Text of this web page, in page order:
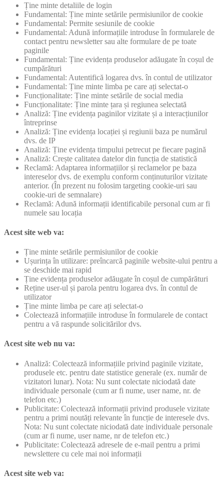
Ține minte detaliile de login
Fundamental: Ține minte setările permisiunilor de cookie
Fundamental: Permite sesiunile de cookie
Fundamental: Adună informațiile introduse în formularele de
contact pentru newsletter sau alte formulare de pe toate
paginile
Fundamental: Ține evidența produselor adăugate în coșul de
cumpărături
Fundamental: Autentifică logarea dvs. în contul de utilizator
Fundamental: Ține minte limba pe care ați selectat-o
Funcționalitate: Ține minte setările de social media
Funcționalitate: Ține minte țara și regiunea selectată
Analiză: Ține evidența paginilor vizitate și a interacțiunilor
întreprinse
Analiză: Ține evidența locației și regiunii baza pe numărul
dvs. de IP
Analiză: Ține evidența timpului petrecut pe fiecare pagină
Analiză: Crește calitatea datelor din funcția de statistică
Reclamă: Adaptarea informațiilor și reclamelor pe baza
intereselor dvs. de exemplu conform conținuturilor vizitate
anterior. (În prezent nu folosim targeting cookie-uri sau
cookie-uri de semnalare)
Reclamă: Adună informații identificabile personal cum ar fi
numele sau locația
Acest site web va:
Ține minte setările permisiunilor de cookie
Ușurința în utilizare: preîncarcă paginile website-ului pentru a
se deschide mai rapid
Ține evidența produselor adăugate în coșul de cumpărături
Reține user-ul și parola pentru logarea dvs. în contul de
utilizator
Ține minte limba pe care ați selectat-o
Colectează informațiile introduse în formularele de contact
pentru a vă raspunde solicitărilor dvs.
Acest site web nu va:
Analiză: Colectează informațiile privind paginile vizitate,
produsele etc. pentru date statistice generale (ex. număr de
vizitatori lunar). Nota: Nu sunt colectate niciodată date
individuale personale (cum ar fi nume, user name, nr. de
telefon etc.)
Publicitate: Colectează informații privind produsele vizitate
pentru a primi noutăți relevante în funcție de interesele dvs.
Nota: Nu sunt colectate niciodată date individuale personale
(cum ar fi nume, user name, nr de telefon etc.)
Publicitate: Colectează adresele de e-mail pentru a primi
newslettere cu cele mai noi informații
Acest site web va: